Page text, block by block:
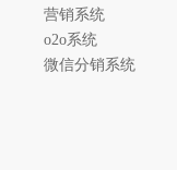
营销系统
o2o系统
微信分销系统